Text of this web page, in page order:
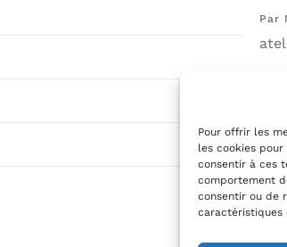
Pour offrir les
les cookies
consentir à ces
comportement
consentir ou de
caractéristiques
Par